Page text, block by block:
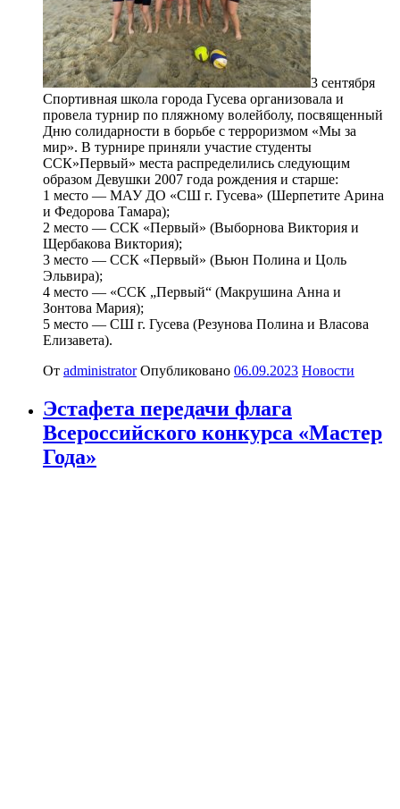
3 сентября
Спортивная школа города Гусева организовала и
провела турнир по пляжному волейболу, посвященный
Дню солидарности в борьбе с терроризмом «Мы за
мир». В турнире приняли участие студенты
ССК»Первый» места распределились следующим
образом Девушки 2007 года рождения и старше:
1 место — МАУ ДО «СШ г. Гусева» (Шерпетите Арина
и Федорова Тамара);
2 место — ССК «Первый» (Выборнова Виктория и
Щербакова Виктория);
3 место — ССК «Первый» (Вьюн Полина и Цоль
Эльвира);
4 место — «ССК „Первый“ (Макрушина Анна и
Зонтова Мария);
5 место — СШ г. Гусева (Резунова Полина и Власова
Елизавета).
От administrator Опубликовано 06.09.2023 Новости
Эстафета передачи флага
Всероссийского конкурса «Мастер
Года»